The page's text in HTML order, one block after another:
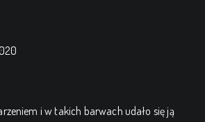
i w takich barwach udało się ją